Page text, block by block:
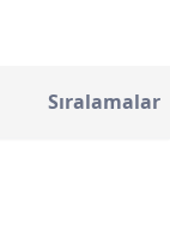
Sıralamalar